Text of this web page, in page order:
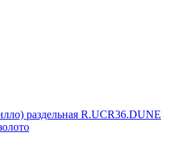
раздельная R.UCR36.DUNE